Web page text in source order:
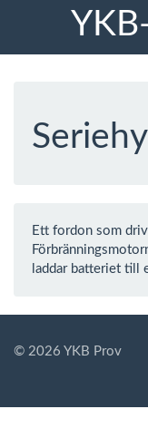
Ett fordon som
laddar batteriet till
© 2026 YKB Prov